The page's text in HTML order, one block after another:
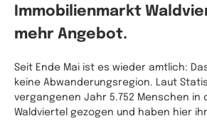
Immobilienmarkt
mehr Angebot.
Seit Ende Mai ist es wieder amtlich:
keine Abwanderungsregion. Laut
vergangenen Jahr 5.752 Menschen in
Waldviertel gezogen und haben hier